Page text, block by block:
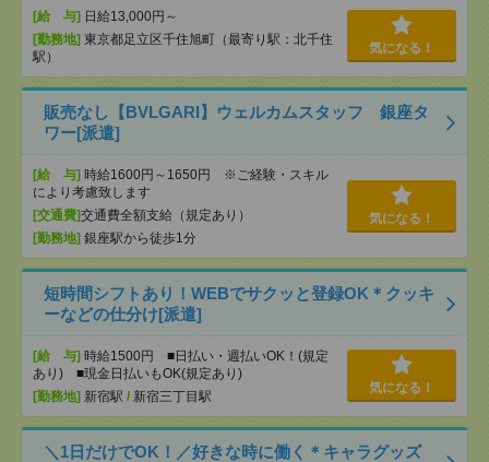
[給 与] 日給13,000円～
[勤務地] 東京都足立区千住旭町（最寄り駅：北千住
駅）
気になる！
販売なし【BVLGARI】ウェルカムスタッフ 銀座タ
ワー[派遣]
[給 与] 時給1600円～1650円 ※ご経験・スキル
により考慮致します
[交通費]交通費全額支給（規定あり）
[勤務地] 銀座駅から徒歩1分
気になる！
短時間シフトあり！WEBでサクッと登録OK＊クッキ
ーなどの仕分け[派遣]
[給 与] 時給1500円 ■日払い・週払いOK！(規定
あり) ■現金日払いもOK(規定あり)
[勤務地] 新宿駅 / 新宿三丁目駅
気になる！
＼1日だけでOK！／好きな時に働く＊キャラグッズ